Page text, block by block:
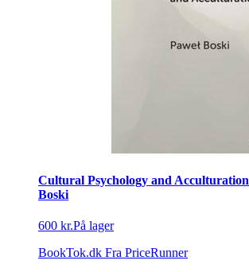
Cultural Psychology and Acculturation
Boski
600 kr.På lager
BookTok.dk Fra PriceRunner